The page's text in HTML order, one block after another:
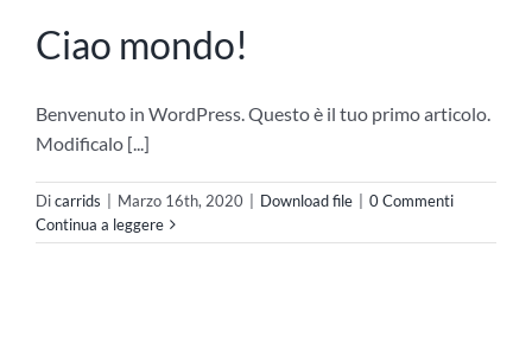
Ciao mondo!
Benvenuto in WordPress. Questo è il tuo primo articolo.
Modificalo [...]
Dicarrids Marzo 16th, 2020 Download file
0 Commenti
Continua a leggere